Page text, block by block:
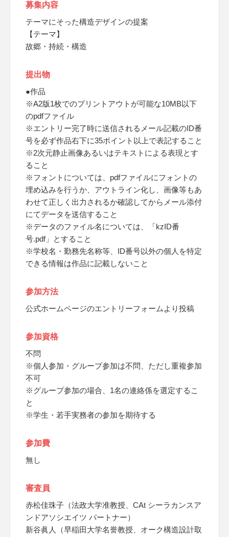
募集内容
テーマにそった構造デザインの提案
【テーマ】
故郷・持続・構造
提出物
●作品
※A2版1枚でのプリントアウトが可能な10MB以下
のpdfファイル
※エントリー完了時に送信されるメール記載のID番
号を必ず作品右下に35ポイント以上で表記すること
※2次元静止画像あるいはテキストによる表現とす
ること
※フォントについては、pdfファイルにフォントの
埋め込みを行うか、アウトライン化し、画像等もあ
わせて正しく出力されるか確認してからメール添付
にてデータを送信すること
※データのファイル名については、「kzID番
号.pdf」とすること
※学校名・勤務先名称等、ID番号以外の個人を特定
できる情報は作品に記載しないこと
参加方法
公式ホームページのエントリーフォームより投稿
参加資格
不問
※個人参加・グループ参加は不問、ただし重複参加
不可
※グループ参加の場合、1名の連絡係を選定するこ
と
※学生・若手実務者の参加を期待する
参加費
無し
審査員
赤松佳珠子（法政大学准教授、CAt シーラカンスア
ンドアソシエイツ パートナー）
新谷眞人（早稲田大学名誉教授、オーク構造設計取